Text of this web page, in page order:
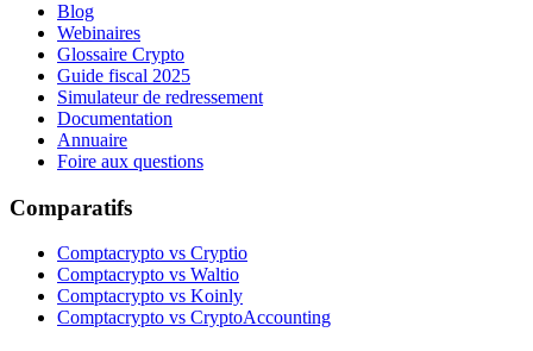
Blog
Webinaires
Glossaire Crypto
Guide fiscal 2025
Simulateur de redressement
Documentation
Annuaire
Foire aux questions
Comparatifs
Comptacrypto vs Cryptio
Comptacrypto vs Waltio
Comptacrypto vs Koinly
Comptacrypto vs CryptoAccounting